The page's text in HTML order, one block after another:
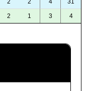
2 2 4 31
2 1 3 4